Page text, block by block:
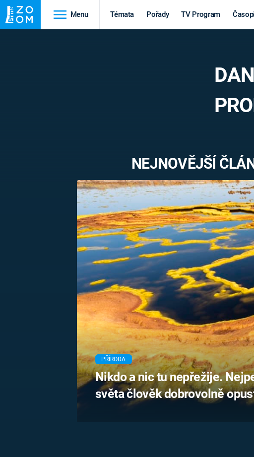
Menu Témata Pořady TV Program
světová válka
PRVNÍ SVĚTOVÁ
Výročí
MARIE TEREZIE
NAPOLEON
BONAPARTE
BRITSKÁ
KRÁLOVSKÁ
RODINA
NEJNOVĚJŠÍ
PŘÍRODA
Nikdo a nic tu nepřežije.
světa člověk dobrovolně